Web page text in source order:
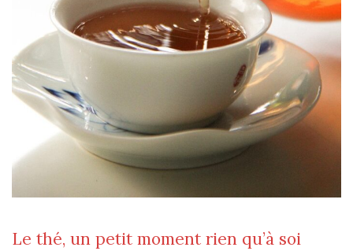
Le thé, un petit moment rien qu’à soi